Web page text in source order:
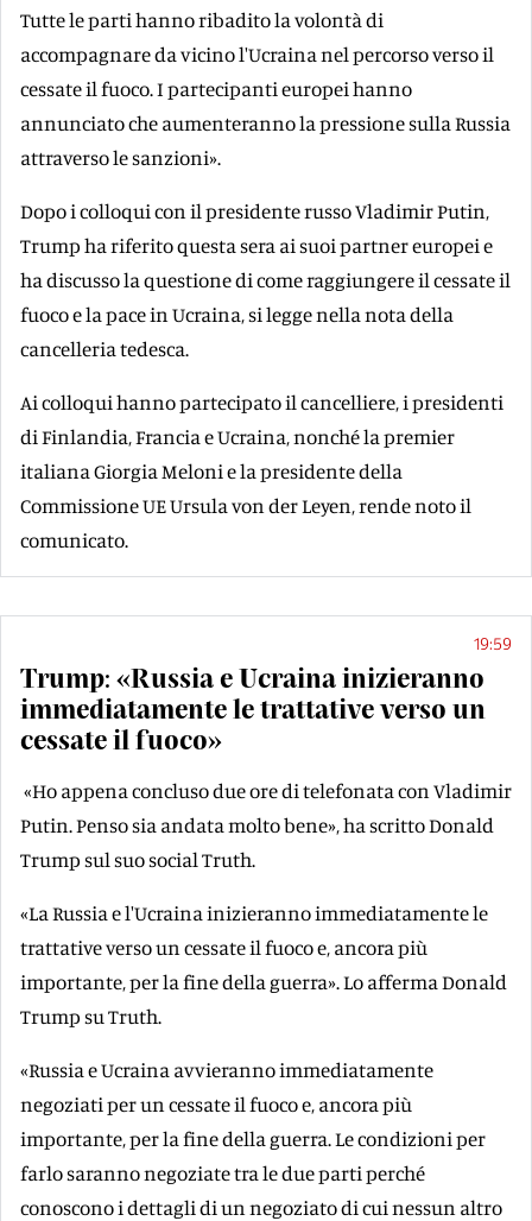
Tutte le parti hanno ribadito la volontà di
accompagnare da vicino l'Ucraina nel percorso verso il
cessate il fuoco. I partecipanti europei hanno
annunciato che aumenteranno la pressione sulla Russia
attraverso le sanzioni».
Dopo i colloqui con il presidente russo Vladimir Putin,
Trump ha riferito questa sera ai suoi partner europei e
ha discusso la questione di come raggiungere il cessate il
fuoco e la pace in Ucraina, si legge nella nota della
cancelleria tedesca.
Ai colloqui hanno partecipato il cancelliere, i presidenti
di Finlandia, Francia e Ucraina, nonché la premier
italiana Giorgia Meloni e la presidente della
Commissione UE Ursula von der Leyen, rende noto il
comunicato.
19:59
Trump: «Russia e Ucraina inizieranno
immediatamente le trattative verso un
cessate il fuoco»
«Ho appena concluso due ore di telefonata con Vladimir
Putin. Penso sia andata molto bene», ha scritto Donald
Trump sul suo social Truth.
«La Russia e l'Ucraina inizieranno immediatamente le
trattative verso un cessate il fuoco e, ancora più
importante, per la fine della guerra». Lo afferma Donald
Trump su Truth.
«Russia e Ucraina avvieranno immediatamente
negoziati per un cessate il fuoco e, ancora più
importante, per la fine della guerra. Le condizioni per
farlo saranno negoziate tra le due parti perché
conoscono i dettagli di un negoziato di cui nessun altro